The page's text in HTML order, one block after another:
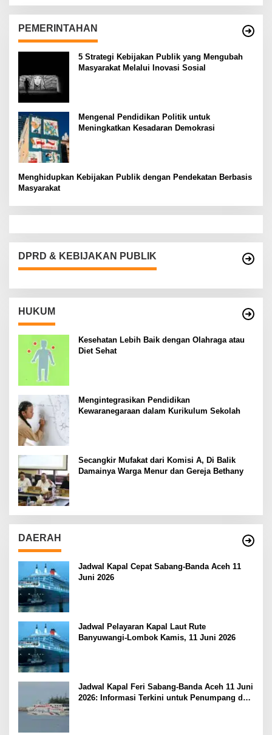
PEMERINTAHAN
5 Strategi Kebijakan Publik yang Mengubah
Masyarakat Melalui Inovasi Sosial
Mengenal Pendidikan Politik untuk
Meningkatkan Kesadaran Demokrasi
Menghidupkan Kebijakan Publik dengan Pendekatan Berbasis
Masyarakat
DPRD & KEBIJAKAN PUBLIK
HUKUM
Kesehatan Lebih Baik dengan Olahraga atau
Diet Sehat
Mengintegrasikan Pendidikan
Kewaranegaraan dalam Kurikulum Sekolah
Secangkir Mufakat dari Komisi A, Di Balik
Damainya Warga Menur dan Gereja Bethany
DAERAH
Jadwal Kapal Cepat Sabang-Banda Aceh 11
Juni 2026
Jadwal Pelayaran Kapal Laut Rute
Banyuwangi-Lombok Kamis, 11 Juni 2026
Jadwal Kapal Feri Sabang-Banda Aceh 11 Juni
2026: Informasi Terkini untuk Penumpang dan